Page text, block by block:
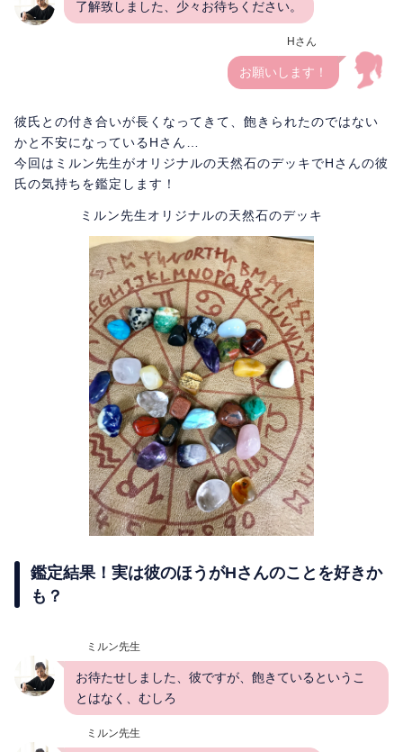
了解致しました、少々お待ちください。
Hさん
お願いします！
彼氏との付き合いが長くなってきて、飽きられたのではない
かと不安になっているHさん…
今回はミルン先生がオリジナルの天然石のデッキでHさんの彼
氏の気持ちを鑑定します！
ミルン先生オリジナルの天然石のデッキ
鑑定結果！実は彼のほうがHさんのことを好きか
も？
ミルン先生
お待たせしました、彼ですが、飽きているというこ
とはなく、むしろ
ミルン先生